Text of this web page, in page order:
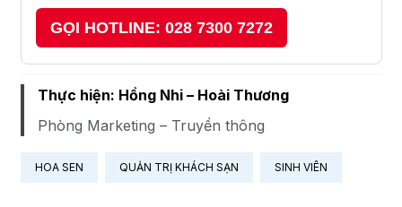
GỌI HOTLINE: 028 7300 7272
Thực hiện: Hồng Nhi – Hoài Thương
Phòng Marketing – Truyền thông
HOA SEN QUẢN TRỊ KHÁCH SẠN SINH VIÊN